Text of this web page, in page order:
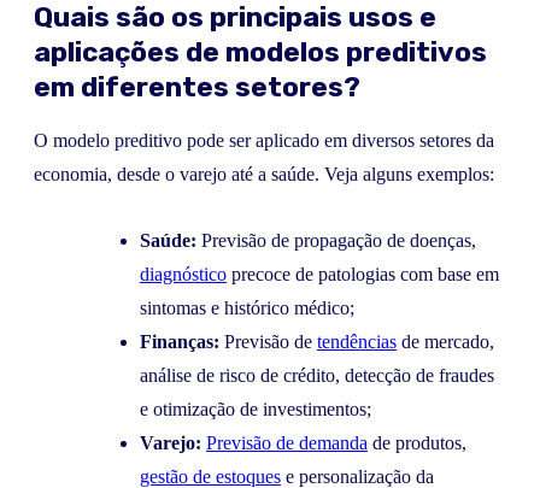
Quais são os principais usos e
aplicações de modelos preditivos
em diferentes setores?
O modelo preditivo pode ser aplicado em diversos setores da
economia, desde o varejo até a saúde. Veja alguns exemplos:
Saúde: Previsão de propagação de doenças,
diagnóstico precoce de patologias com base em
sintomas e histórico médico;
Finanças: Previsão de tendências de mercado,
análise de risco de crédito, detecção de fraudes
e otimização de investimentos;
Varejo: Previsão de demanda de produtos,
gestão de estoques e personalização da